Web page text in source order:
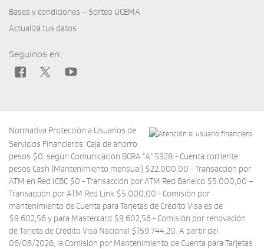
Bases y condiciones – Sorteo UCEMA
Actualizá tus datos
Seguinos en:
Normativa Protección a Usuarios de
Servicios Financieros: Caja de ahorro
pesos $0, según Comunicación BCRA "A" 5928 - Cuenta corriente
pesos Cash (Mantenimiento mensual) $22.000,00 - Transacción por
ATM en Red ICBC $0 - Transacción por ATM Red Banelco $5.000,00 –
Transacción por ATM Red Link $5.000,00 - Comisión por
mantenimiento de Cuenta para Tarjetas de Crédito Visa es de
$9.602,56 y para Mastercard $9.602,56 - Comisión por renovación
de Tarjeta de Crédito Visa Nacional $159.744,20. A partir del
06/08/2026, la Comisión por Mantenimiento de Cuenta para Tarjetas